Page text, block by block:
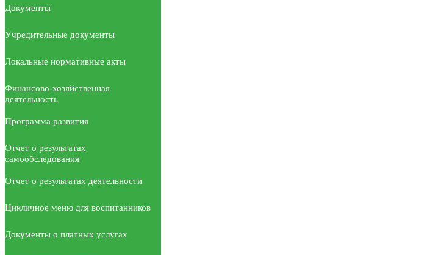
Документы
Учредительные документы
Локальные нормативные акты
Финансово-хозяйственная
деятельность
Программа развития
Отчет о результатах
самообследования
Отчет о результатах деятельности
Цикличное меню для воспитанников
Документы о платных услугах